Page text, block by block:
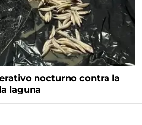
nocturno contra la
laguna